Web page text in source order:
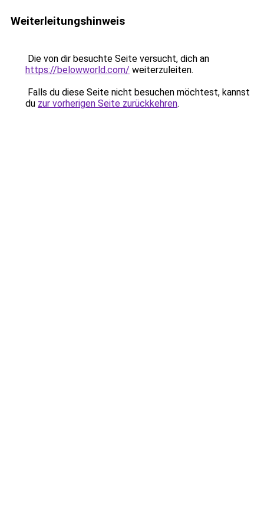
Weiterleitungshinweis
Die von dir besuchte Seite versucht, dich an
https://belowworld.com/ weiterzuleiten.
Falls du diese Seite nicht besuchen möchtest, kannst
du zur vorherigen Seite zurückkehren.